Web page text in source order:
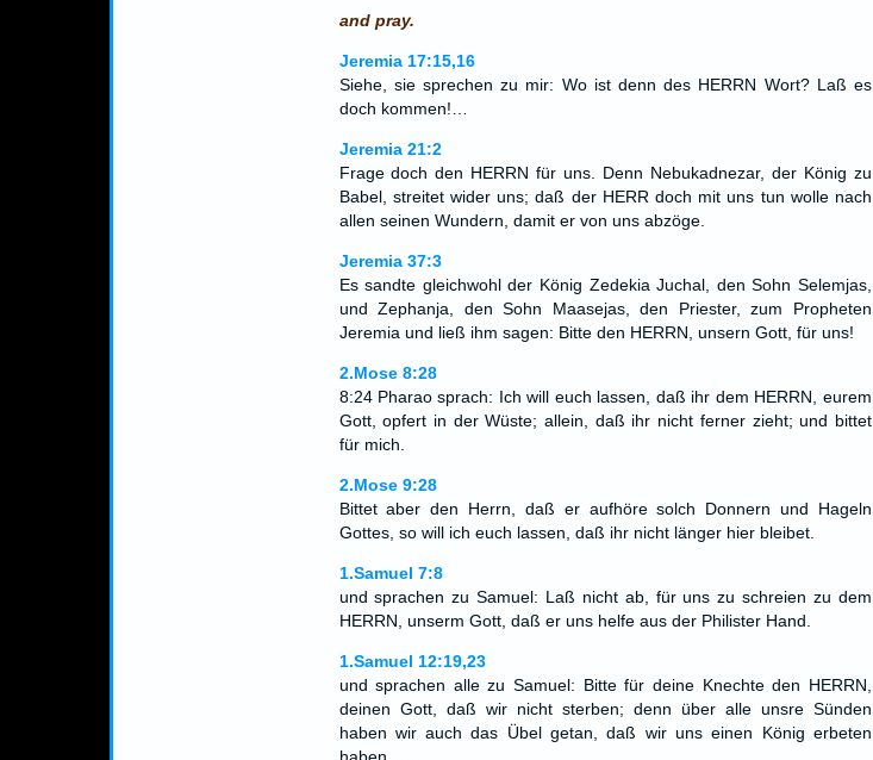
and pray.
Jeremia 17:15,16
Siehe, sie sprechen zu mir: Wo ist denn des HERRN Wort? Laß es
doch kommen!…
Jeremia 21:2
Frage doch den HERRN für uns. Denn Nebukadnezar, der König zu
Babel, streitet wider uns; daß der HERR doch mit uns tun wolle nach
allen seinen Wundern, damit er von uns abzöge.
Jeremia 37:3
Es sandte gleichwohl der König Zedekia Juchal, den Sohn Selemjas,
und Zephanja, den Sohn Maasejas, den Priester, zum Propheten
Jeremia und ließ ihm sagen: Bitte den HERRN, unsern Gott, für uns!
2.Mose 8:28
8:24 Pharao sprach: Ich will euch lassen, daß ihr dem HERRN, eurem
Gott, opfert in der Wüste; allein, daß ihr nicht ferner zieht; und bittet
für mich.
2.Mose 9:28
Bittet aber den Herrn, daß er aufhöre solch Donnern und Hageln
Gottes, so will ich euch lassen, daß ihr nicht länger hier bleibet.
1.Samuel 7:8
und sprachen zu Samuel: Laß nicht ab, für uns zu schreien zu dem
HERRN, unserm Gott, daß er uns helfe aus der Philister Hand.
1.Samuel 12:19,23
und sprachen alle zu Samuel: Bitte für deine Knechte den HERRN,
deinen Gott, daß wir nicht sterben; denn über alle unsre Sünden
haben wir auch das Übel getan, daß wir uns einen König erbeten